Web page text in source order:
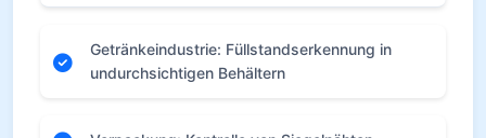
Getränkeindustrie: Füllstandserkennung in
undurchsichtigen Behältern